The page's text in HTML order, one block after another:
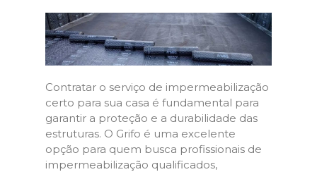
Contratar o serviço de impermeabilização
certo para sua casa é fundamental para
garantir a proteção e a durabilidade das
estruturas. O Grifo é uma excelente
opção para quem busca profissionais de
impermeabilização qualificados,